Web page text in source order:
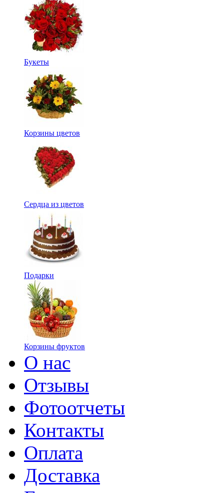
Букеты
Корзины цветов
Сердца из цветов
Подарки
Корзины фруктов
О нас
Отзывы
Фотоотчеты
Контакты
Оплата
Доставка